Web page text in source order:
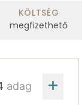
KÖLTSÉG
megfizethető
adag